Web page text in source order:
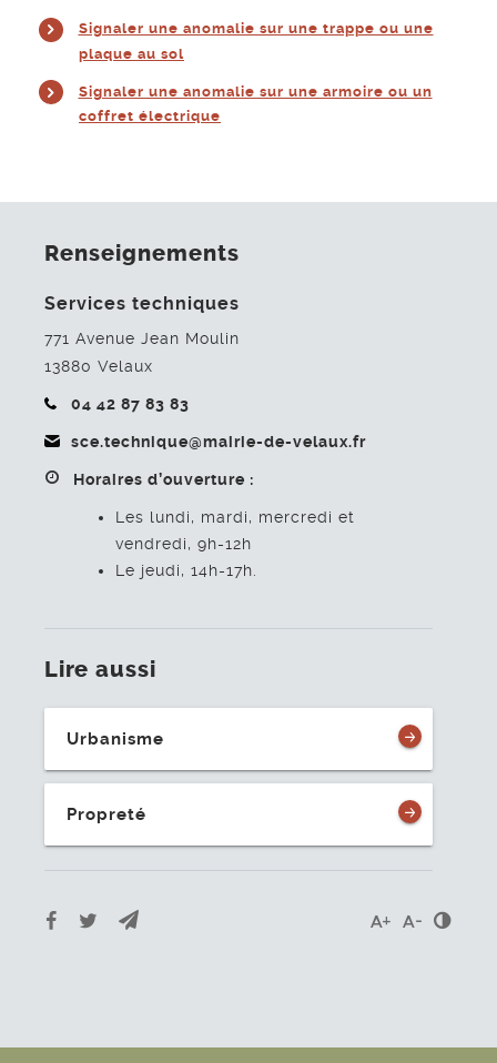
Signaler une anomalie sur une trappe ou une
plaque au sol
Signaler une anomalie sur une armoire ou un
coffret électrique
Renseignements
Services techniques
771 Avenue Jean Moulin
13880 Velaux
04 42 87 83 83
sce.technique@mairie-de-velaux.fr
Horaires d’ouverture :
Les lundi, mardi, mercredi et
vendredi, 9h-12h
Le jeudi, 14h-17h.
Lire aussi
Urbanisme
Propreté
Partager sur Facebook
Partager sur Twitter Agrandir le
Réduire